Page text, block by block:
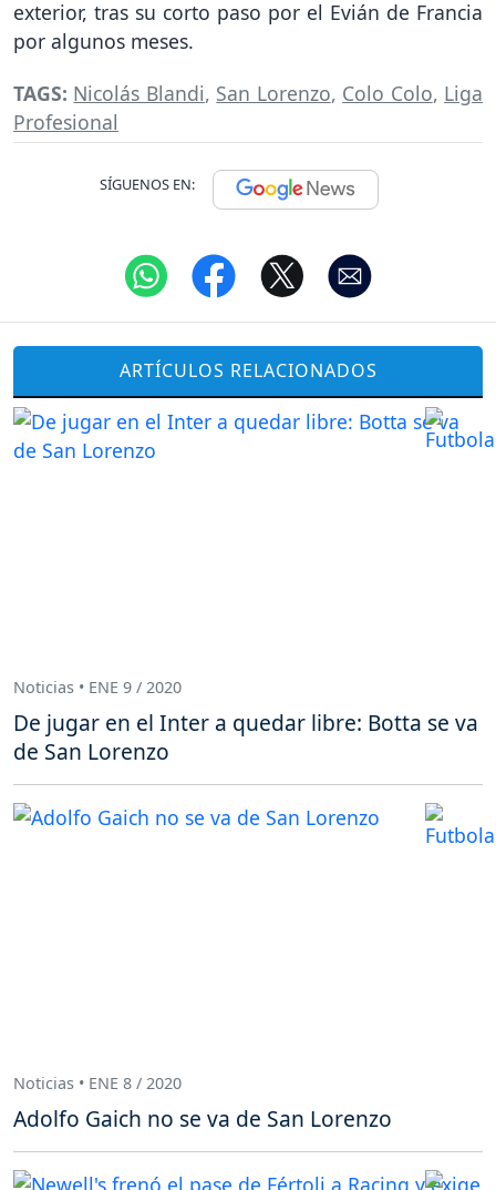
exterior, tras su corto paso por el Evián de Francia
por algunos meses.
TAGS: Nicolás Blandi, San Lorenzo, Colo Colo, Liga
Profesional
SÍGUENOS EN:
ARTÍCULOS RELACIONADOS
Noticias • ENE 9 / 2020
De jugar en el Inter a quedar libre: Botta se va
de San Lorenzo
Noticias • ENE 8 / 2020
Adolfo Gaich no se va de San Lorenzo